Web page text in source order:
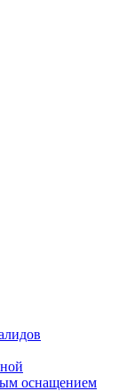
оснащением